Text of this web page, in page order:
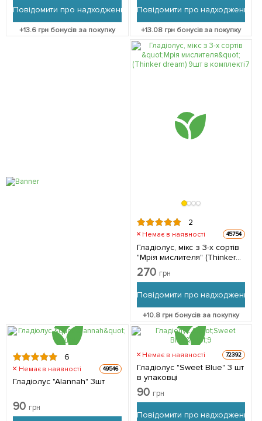
Повідомити про надходження
+13.6 грн бонусів за покупку
Повідомити про надходження
+13.08грн бонусів за покупку
2
Немає в наявності 45754
Гладіолус, мікс з 3-х сортів
"Мрія мислителя" (Thinker
dream) 9шт в комплекті
270 грн
Повідомити про надходження
+10.8 грн бонусів за покупку
6
Немає в наявності 49546
Гладіолус "Alannah" 3шт
90 грн
Немає в наявності 72392
Гладіолус "Sweet Blue" 3 шт
в упаковці
90 грн
Повідомити про надходження